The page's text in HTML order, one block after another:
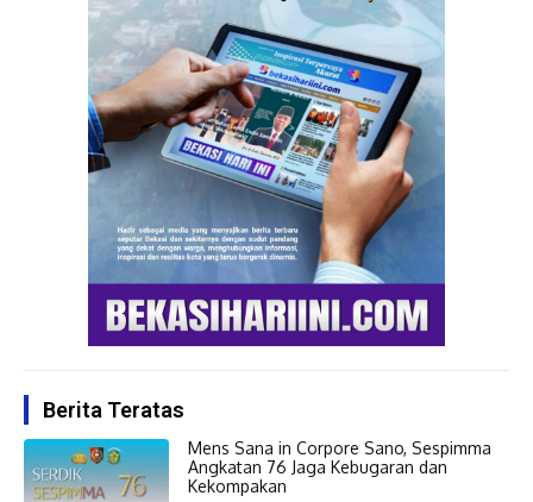
Berita Teratas
Mens Sana in Corpore Sano, Sespimma
Angkatan 76 Jaga Kebugaran dan
Kekompakan